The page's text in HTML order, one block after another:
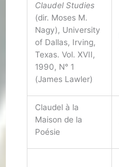
Claudel Studies
(dir. Moses M.
Nagy), University
of Dallas, Irving,
Texas. Vol. XVII,
1990, N° 1
(James Lawler)
Claudel à la
Maison de la
Poésie